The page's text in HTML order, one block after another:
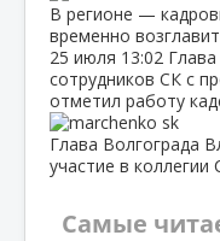
В регионе —
временно
25 июля 13:02
сотрудников СК с
отметил работу
Глава Волгограда
участие в
Самые